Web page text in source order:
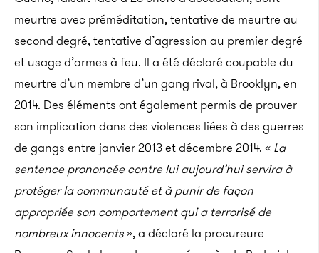
meurtre avec préméditation, tentative de meurtre au
second degré, tentative d’agression au premier degré
et usage d’armes à feu. Il a été déclaré coupable du
meurtre d’un membre d’un gang rival, à Brooklyn, en
2014. Des éléments ont également permis de prouver
son implication dans des violences liées à des guerres
de gangs entre janvier 2013 et décembre 2014. « La
sentence prononcée contre lui aujourd’hui servira à
protéger la communauté et à punir de façon
appropriée son comportement qui a terrorisé de
nombreux innocents», a déclaré la procureure